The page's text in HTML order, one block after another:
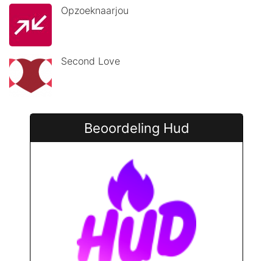
Opzoeknaarjou
Second Love
Beoordeling Hud